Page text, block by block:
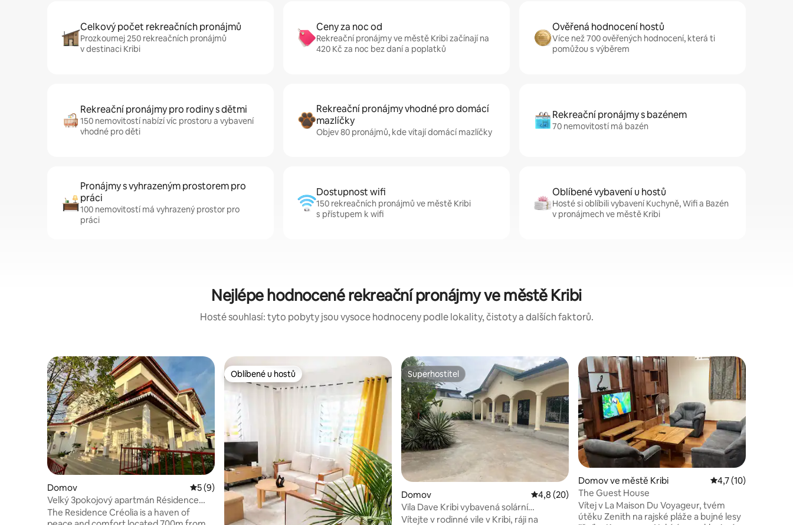
Celkový počet rekreačních pronájmů
Prozkoumej 250 rekreačních pronájmů
v destinaci Kribi
Ceny za noc od
Rekreační pronájmy ve městě Kribi začínají na
420 Kč za noc bez daní a poplatků
Ověřená hodnocení hostů
Více než 700 ověřených hodnocení, která ti
pomůžou s výběrem
Rekreační pronájmy pro rodiny s dětmi
150 nemovitostí nabízí víc prostoru a vybavení
vhodné pro děti
Rekreační pronájmy vhodné pro domácí
mazlíčky
Objev 80 pronájmů, kde vítají domácí mazlíčky
Rekreační pronájmy s bazénem
70 nemovitostí má bazén
Pronájmy s vyhrazeným prostorem pro
práci
100 nemovitostí má vyhrazený prostor pro
práci
Dostupnost wifi
150 rekreačních pronájmů ve městě Kribi
s přístupem k wifi
Oblíbené vybavení u hostů
Hosté si oblíbili vybavení Kuchyně, Wifi a Bazén
v pronájmech ve městě Kribi
Nejlépe hodnocené rekreační pronájmy ve městě Kribi
Hosté souhlasí: tyto pobyty jsou vysoce hodnoceny podle lokality, čistoty a dalších faktorů.
Domov Průměrné hodnocení 5 z 5, 9 hodnocení
5 (9)
Velký 3pokojový apartmán Résidence
Créolia
The Residence Créolia is a haven of
Oblíbené u hostů
Oblíbené u hostů Superhostitel
Superhostitel
Domov Průměrné hodnocení 4,8 z 5, 20 hodnocení
4,8 (20)
Vila Dave Kribi vybavená solární
technologií
Vítejte v rodinné vile v Kribi, ráji na
Domov ve městě Kribi Průměrné
4,7 (10)
The Guest House
Vítej v La Maison Du Voyageur, tvém
útěku Zenith na rajské pláže a bujné lesy